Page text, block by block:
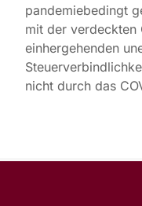
pandemiebedingt
mit der verdeckten
einhergehenden
nicht durch das